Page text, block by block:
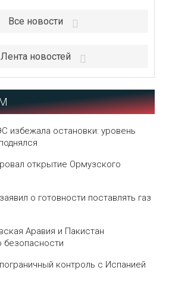
Все новости
Лента новостей
избежала остановки: уровень
открытие Ормузского
о готовности поставлять газ
Аравия и Пакистан
безопасности
контроль с Испанией